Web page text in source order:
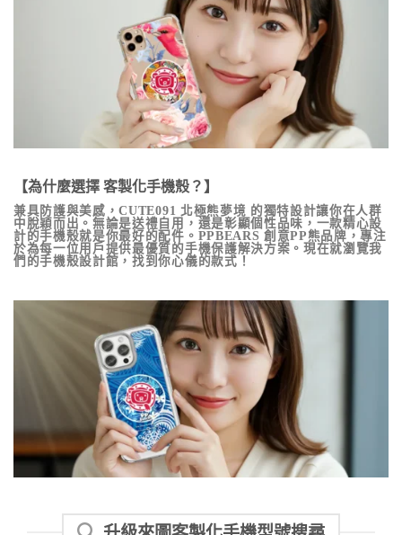
【為什麼選擇 客製化手機殼？】
兼具防護與美感，CUTE091 北極熊夢境 的獨特設計讓你在人群
中脫穎而出。無論是送禮自用，還是彰顯個性品味，一款精心設
計的手機殼就是你最好的配件。PPBEARS 創意PP熊品牌，專注
於為每一位用戶提供最優質的手機保護解決方案。現在就瀏覽我
們的手機殼設計館，找到你心儀的款式！